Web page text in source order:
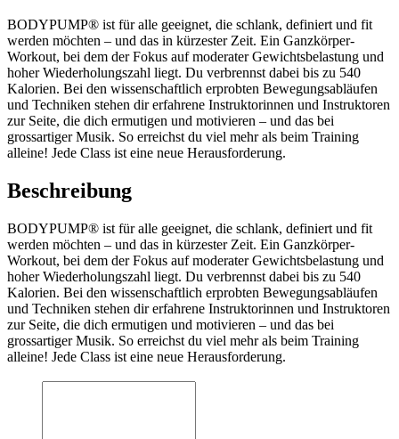
BODYPUMP® ist für alle geeignet, die schlank, definiert und fit
werden möchten – und das in kürzester Zeit. Ein Ganzkörper-
Workout, bei dem der Fokus auf moderater Gewichtsbelastung und
hoher Wiederholungszahl liegt. Du verbrennst dabei bis zu 540
Kalorien. Bei den wissenschaftlich erprobten Bewegungsabläufen
und Techniken stehen dir erfahrene Instruktorinnen und Instruktoren
zur Seite, die dich ermutigen und motivieren – und das bei
grossartiger Musik. So erreichst du viel mehr als beim Training
alleine! Jede Class ist eine neue Herausforderung.
Beschreibung
BODYPUMP® ist für alle geeignet, die schlank, definiert und fit
werden möchten – und das in kürzester Zeit. Ein Ganzkörper-
Workout, bei dem der Fokus auf moderater Gewichtsbelastung und
hoher Wiederholungszahl liegt. Du verbrennst dabei bis zu 540
Kalorien. Bei den wissenschaftlich erprobten Bewegungsabläufen
und Techniken stehen dir erfahrene Instruktorinnen und Instruktoren
zur Seite, die dich ermutigen und motivieren – und das bei
grossartiger Musik. So erreichst du viel mehr als beim Training
alleine! Jede Class ist eine neue Herausforderung.